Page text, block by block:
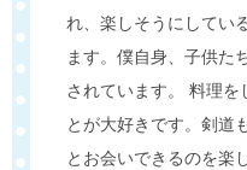
れ、楽しそうにしてい
ます。僕自身、子供た
されています。 料理を
とが大好きです。剣道
とお会いできるのを楽